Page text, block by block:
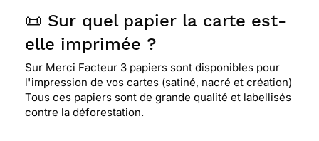
📜 Sur quel papier la carte est-
elle imprimée ?
Sur Merci Facteur 3 papiers sont disponibles pour
l'impression de vos cartes (satiné, nacré et création)
Tous ces papiers sont de grande qualité et labellisés
contre la déforestation.